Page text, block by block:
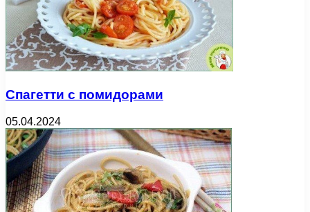
Спагетти с помидорами
05.04.2024